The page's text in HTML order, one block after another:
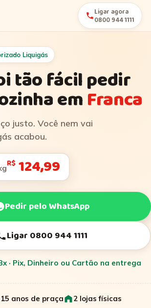
Ligar agora
0800 944 1111
Liquigás
tão fácil pedir
emFranca
justo. Você nem vai
acabou.
R$ 124,99
Pedir pelo WhatsApp
Ligar 0800 944 1111
· Pix, Dinheiro ou Cartão na entrega
anos de praça 2 lojas físicas